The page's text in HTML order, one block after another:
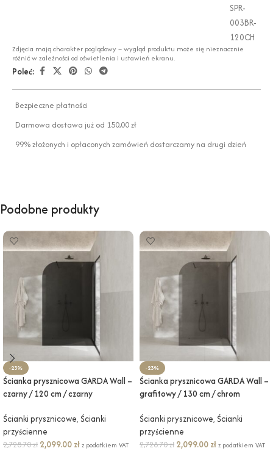
SPR-
003BR-
120CH
Zdjęcia mają charakter poglądowy – wygląd produktu może się nieznacznie
różnić w zależności od oświetlenia i ustawień ekranu.
Poleć:
Bezpieczne płatności
Darmowa dostawa już od 150,00 zł
99% złożonych i opłaconych zamówień dostarczamy na drugi dzień
Podobne produkty
-23%
Ścianka prysznicowa GARDA Wall –
czarny / 120 cm / czarny
Ścianki prysznicowe, Ścianki
przyścienne
2,728.70zł 2,099.00 złz podatkiem VAT
-23%
Ścianka prysznicowa GARDA Wall –
grafitowy / 130 cm / chrom
Ścianki prysznicowe, Ścianki
przyścienne
2,728.70zł 2,099.00 złz podatkiem VAT